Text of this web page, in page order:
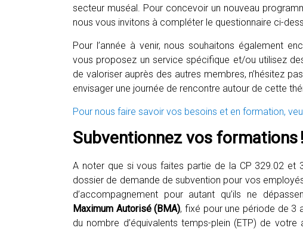
secteur muséal. Pour concevoir un nouveau
nous vous invitons à compléter le questionnaire ci-
Pour l’année à venir, nous souhaitons également
vous proposez un service spécifique et/ou utilisez
de valoriser auprès des autres membres, n’hésitez
envisager une journée de rencontre autour de cette
Pour nous faire savoir vos besoins et en formation,
Subventionnez vos formations !
A noter que si vous faites partie de la CP 329.02 et
dossier de demande de subvention pour vos
d’accompagnement pour autant qu’ils ne
Maximum Autorisé (BMA), fixé pour une période de 3
du nombre d’équivalents temps-plein (ETP) de